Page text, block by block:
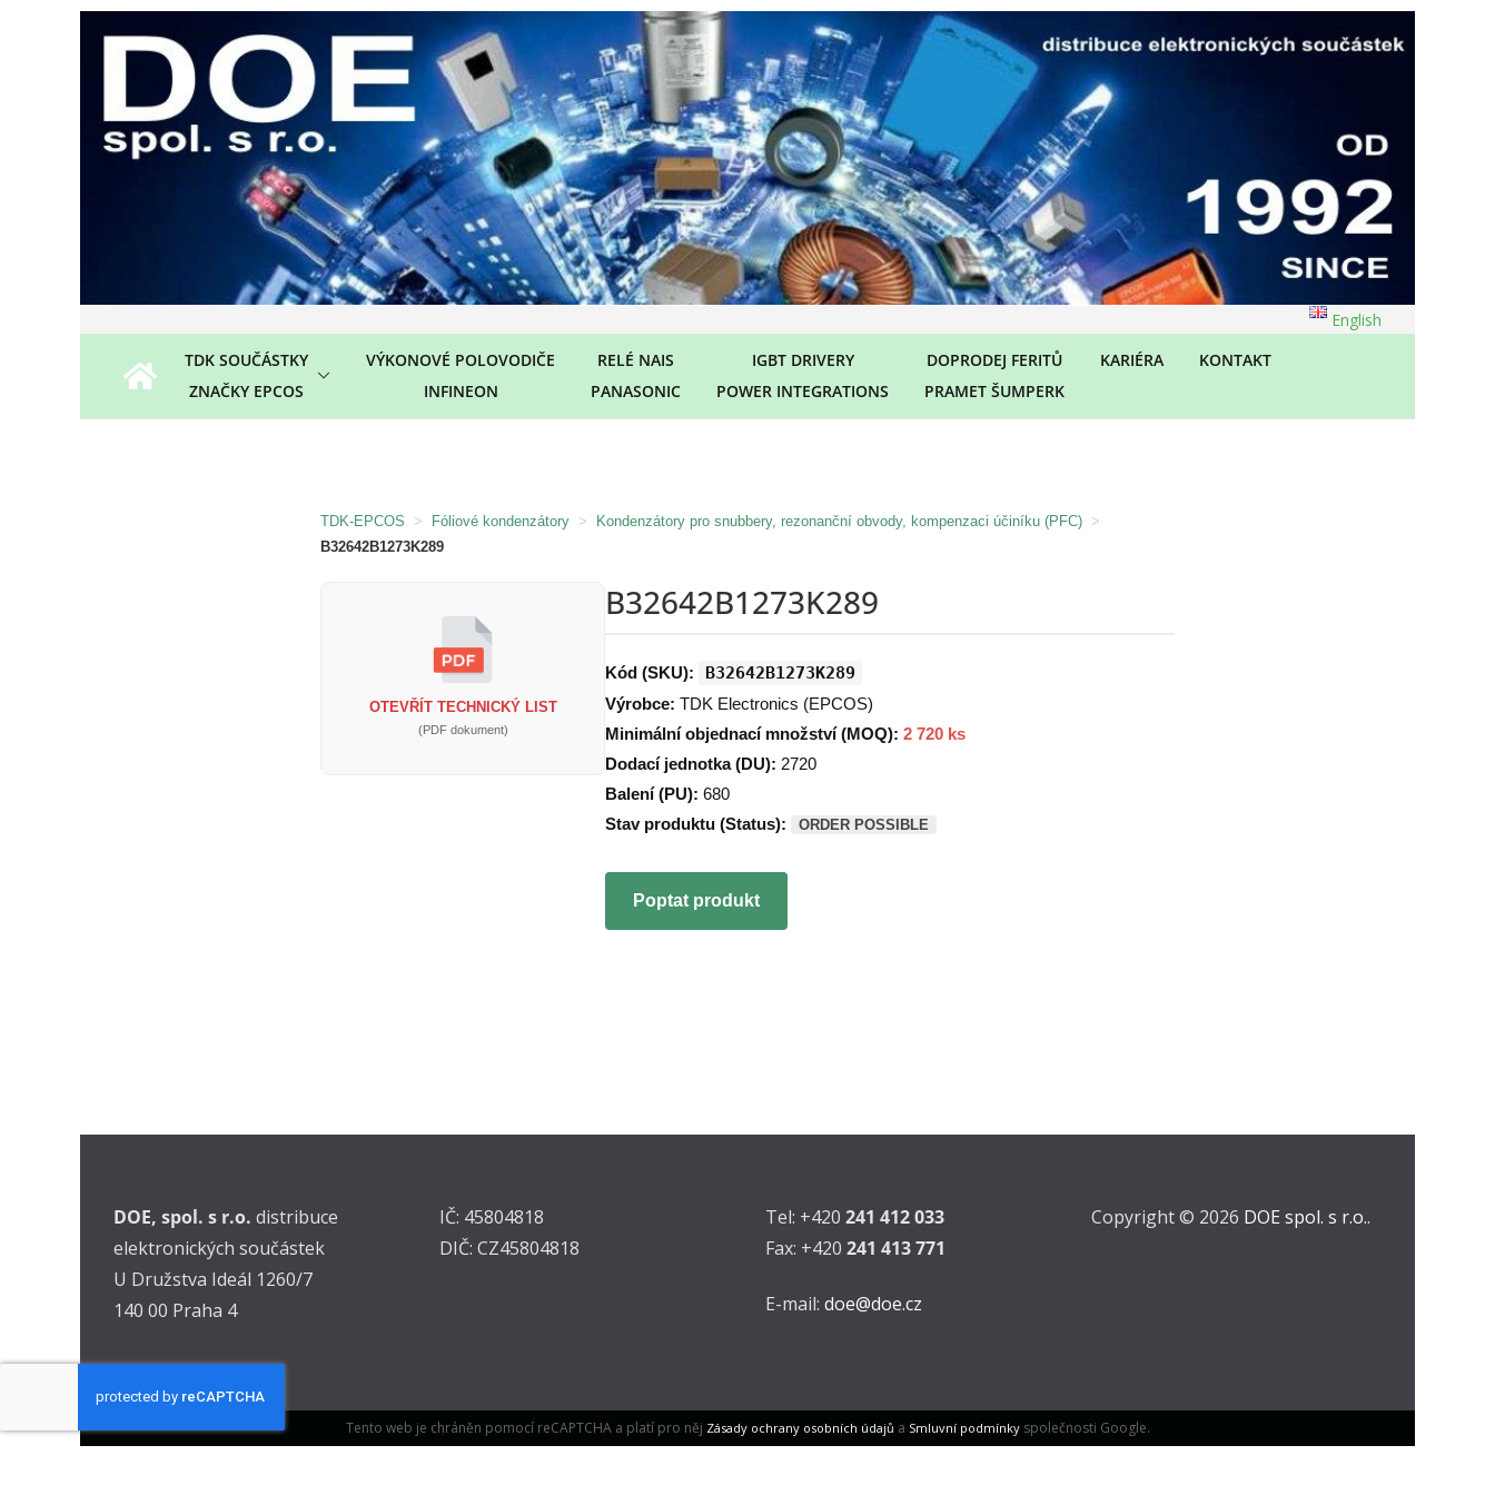
English
TDK SOUČÁSTKY
ZNAČKY EPCOS
VÝKONOVÉ POLOVODIČE
INFINEON
RELÉ NAIS
PANASONIC
IGBT DRIVERY
POWER INTEGRATIONS
DOPRODEJ FERITŮ
PRAMET ŠUMPERK
KARIÉRA KONTAKT
TDK-EPCOS > Fóliové kondenzátory > Kondenzátory pro snubbery, rezonanční obvody, kompenzaci účiníku (PFC) >
B32642B1273K289
OTEVŘÍT TECHNICKÝ LIST
(PDF dokument)
B32642B1273K289
Kód (SKU): B32642B1273K289
Výrobce: TDK Electronics (EPCOS)
Minimální objednací množství (MOQ): 2 720 ks
Dodací jednotka (DU): 2720
Balení (PU): 680
Stav produktu (Status):
ORDER POSSIBLE
Poptat produkt
DOE, spol. s r.o. distribuce
elektronických součástek
U Družstva Ideál 1260/7
140 00 Praha 4
IČ: 45804818
DIČ: CZ45804818
Tel: +420 241 412 033
Fax: +420 241 413 771
E-mail: doe@doe.cz
Copyright © 2026 DOE spol. s r.o..
Tento web je chráněn pomocí reCAPTCHA a platí pro něj Zásady ochrany osobních údajů a Smluvní podmínkyspolečnosti Google.